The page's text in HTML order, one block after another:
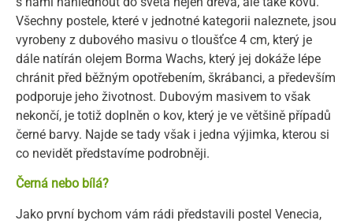
Všechny postele, které v jednotné kategorii naleznete, jsou
vyrobeny z dubového masivu o tloušťce 4 cm, který je
dále natírán olejem Borma Wachs, který jej dokáže lépe
chránit před běžným opotřebením, škrábanci, a především
podporuje jeho životnost. Dubovým masivem to však
nekončí, je totiž doplněn o kov, který je ve většině případů
černé barvy. Najde se tady však i jedna výjimka, kterou si
co nevidět představíme podrobněji.
Černá nebo bílá?
Jako první bychom vám rádi představili postel Venecia,